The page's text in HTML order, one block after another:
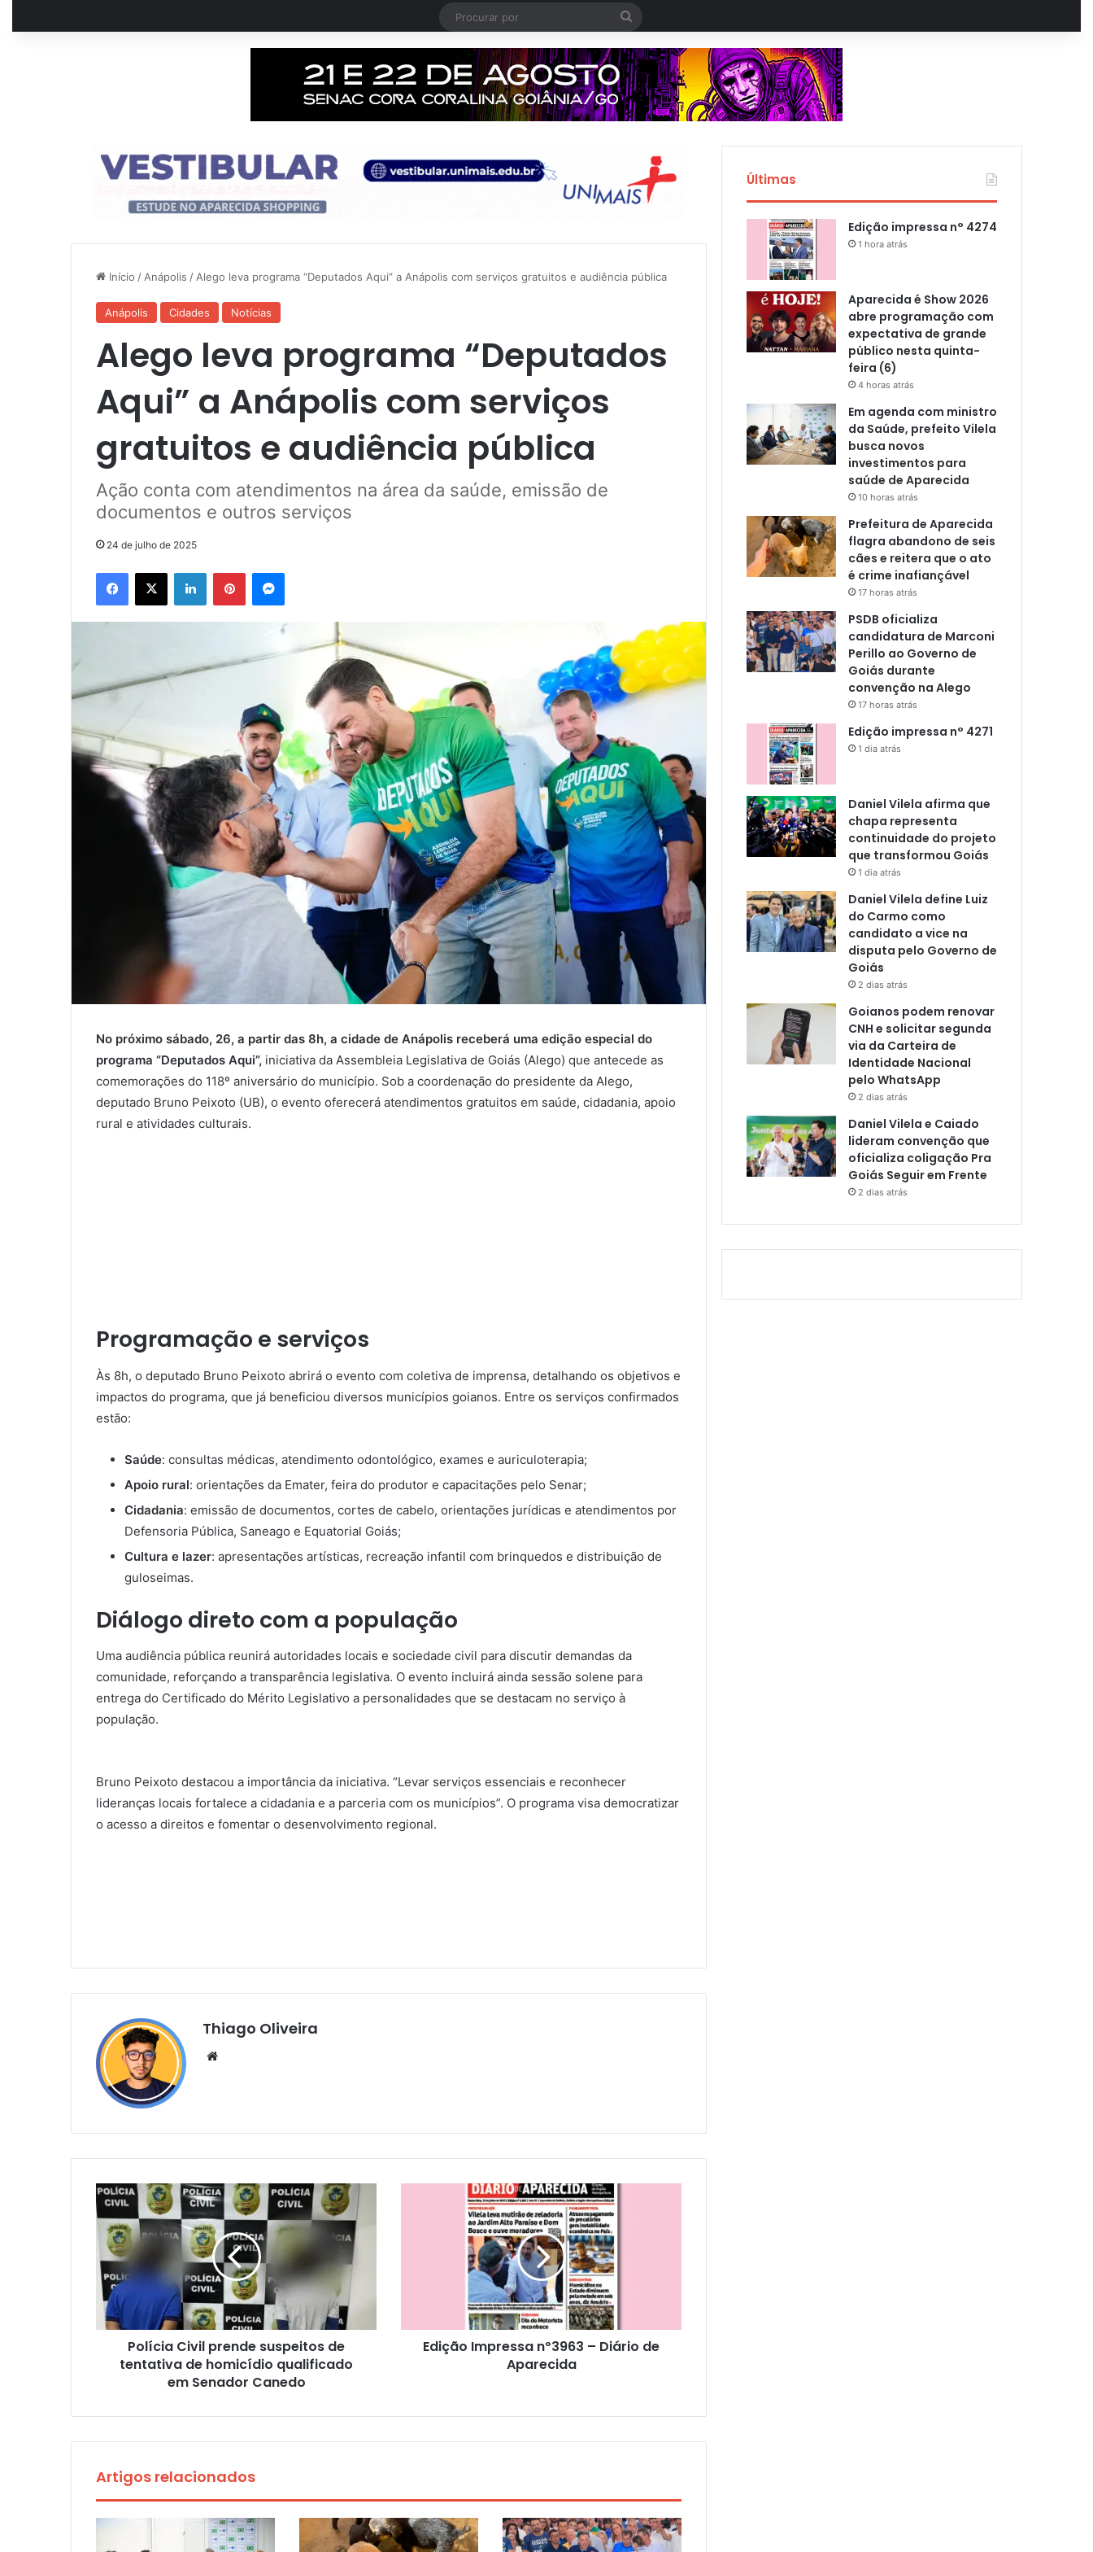
Procurar
por
Início / Anápolis / Alego leva programa “Deputados Aqui” a Anápolis com serviços gratuitos e audiência pública
Anápolis Cidades Notícias
Alego leva programa “Deputados
Aqui” a Anápolis com serviços
gratuitos e audiência pública
Ação conta com atendimentos na área da saúde, emissão de
documentos e outros serviços
24 de julho de 2025
Facebook
X LinkedinPinterestMessenger
No próximo sábado, 26, a partir das 8h, a cidade de Anápolis receberá uma edição especial do
programa “Deputados Aqui”, iniciativa da Assembleia Legislativa de Goiás (Alego) que antecede as
comemorações do 118º aniversário do município. Sob a coordenação do presidente da Alego,
deputado Bruno Peixoto (UB), o evento oferecerá atendimentos gratuitos em saúde, cidadania, apoio
rural e atividades culturais.
Programação e serviços
Às 8h, o deputado Bruno Peixoto abrirá o evento com coletiva de imprensa, detalhando os objetivos e
impactos do programa, que já beneficiou diversos municípios goianos. Entre os serviços confirmados
estão:
Saúde: consultas médicas, atendimento odontológico, exames e auriculoterapia;
Apoio rural: orientações da Emater, feira do produtor e capacitações pelo Senar;
Cidadania: emissão de documentos, cortes de cabelo, orientações jurídicas e atendimentos por
Defensoria Pública, Saneago e Equatorial Goiás;
Cultura e lazer: apresentações artísticas, recreação infantil com brinquedos e distribuição de
guloseimas.
Diálogo direto com a população
Uma audiência pública reunirá autoridades locais e sociedade civil para discutir demandas da
comunidade, reforçando a transparência legislativa. O evento incluirá ainda sessão solene para
entrega do Certificado do Mérito Legislativo a personalidades que se destacam no serviço à
população.
Bruno Peixoto destacou a importância da iniciativa. “Levar serviços essenciais e reconhecer
lideranças locais fortalece a cidadania e a parceria com os municípios”. O programa visa democratizar
o acesso a direitos e fomentar o desenvolvimento regional.
Thiago Oliveira
Polícia Civil prende suspeitos de
tentativa de homicídio qualificado
em Senador Canedo
Edição Impressa nº3963 – Diário de
Aparecida
Artigos relacionados
Últimas
Edição impressa n° 4274
1 hora atrás
Aparecida é Show 2026
abre programação com
expectativa de grande
público nesta quinta-
feira (6)
4 horas atrás
Em agenda com ministro
da Saúde, prefeito Vilela
busca novos
investimentos para
saúde de Aparecida
10 horas atrás
Prefeitura de Aparecida
flagra abandono de seis
cães e reitera que o ato
é crime inafiançável
17 horas atrás
PSDB oficializa
candidatura de Marconi
Perillo ao Governo de
Goiás durante
convenção na Alego
17 horas atrás
Edição impressa n° 4271
1 dia atrás
Daniel Vilela afirma que
chapa representa
continuidade do projeto
que transformou Goiás
1 dia atrás
Daniel Vilela define Luiz
do Carmo como
candidato a vice na
disputa pelo Governo de
Goiás
2 dias atrás
Goianos podem renovar
CNH e solicitar segunda
via da Carteira de
Identidade Nacional
pelo WhatsApp
2 dias atrás
Daniel Vilela e Caiado
lideram convenção que
oficializa coligação Pra
Goiás Seguir em Frente
2 dias atrás